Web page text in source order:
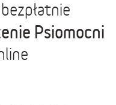
Psiomocni